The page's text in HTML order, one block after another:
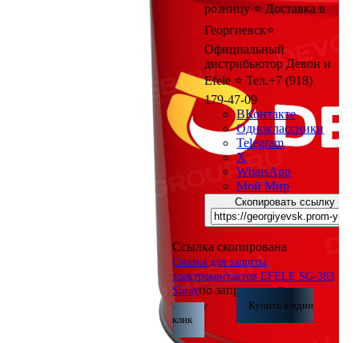
розницу ⭐ Доставка в
Георгиевск⭐
Официальный
дистрибьютор Девон и
Efele ⭐ Тел.+7 (918)
179-47-09
ВКонтакте
Одноклассники
Telegram
X
WhatsApp
Мой Мир
Скопировать ссылку
Ссылка скопирована
Смазка для защиты
электроконтактов EFELE SG-383
Sprayпо запросу
В
корзину
Купить в один
клик